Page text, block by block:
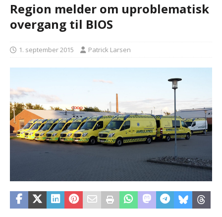
Region melder om uproblematisk
overgang til BIOS
1. september 2015 Patrick Larsen